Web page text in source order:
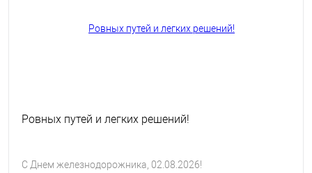
Ровных путей и легких решений!
С Днем железнодорожника, 02.08.2026!